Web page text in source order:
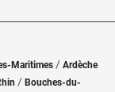
Maritimes / Ardèche
/ Bouches-du-